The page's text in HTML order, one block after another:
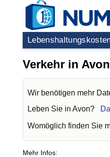
Verkehr in Avon
Wir benötigen mehr
Leben Sie in Avon?
Womöglich finden Sie
Mehr Infos: